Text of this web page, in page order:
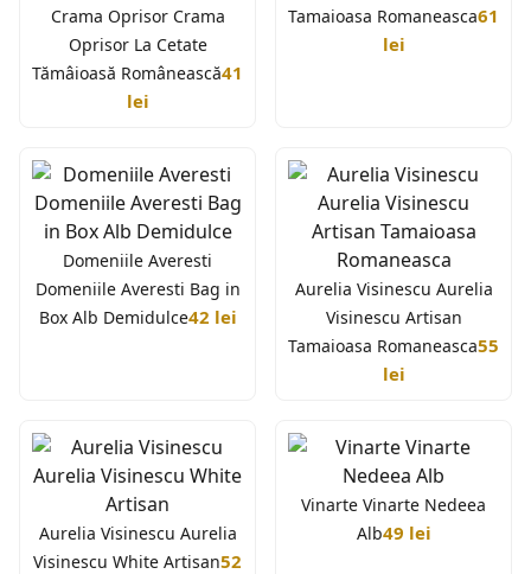
Crama Oprisor Crama
Oprisor La Cetate
Tămâioasă Românească41
lei
Tamaioasa Romaneasca61
lei
Domeniile Averesti
Domeniile Averesti Bag in
Box Alb Demidulce42 lei
Aurelia Visinescu Aurelia
Visinescu Artisan
Tamaioasa Romaneasca55
lei
Aurelia Visinescu Aurelia
Visinescu White Artisan52
Vinarte Vinarte Nedeea
Alb49 lei